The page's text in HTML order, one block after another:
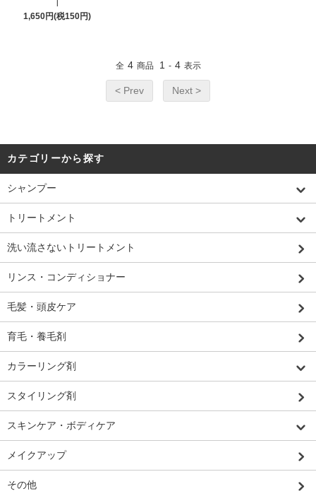
1,650円(税150円)
全 4 商品 1 - 4 表示
< Prev Next >
カテゴリーから探す
シャンプー
トリートメント
洗い流さないトリートメント
リンス・コンディショナー
毛髪・頭皮ケア
育毛・養毛剤
カラーリング剤
スタイリング剤
スキンケア・ボディケア
メイクアップ
その他